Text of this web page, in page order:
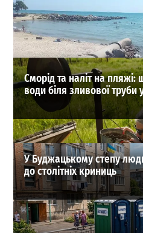
екосистему Одещини (фото)
04-08-2026 в 18:31
ВИБІР РЕДАКЦІЇ
Сморід та наліт на
води біля зливової труби
У Буджацькому степу
до столітніх криниць